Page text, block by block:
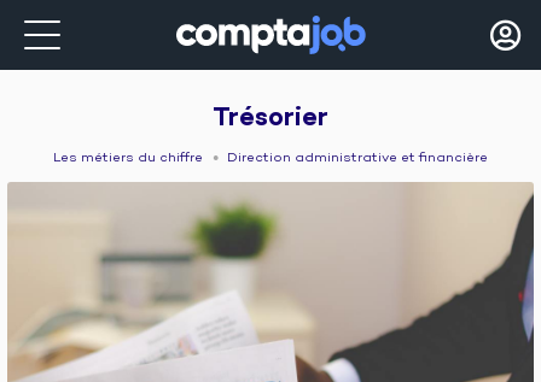
Trésorier
Les métiers du chiffre ● Direction administrative et financière